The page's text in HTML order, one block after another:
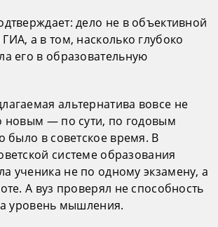
дело не в объективной
а в том, насколько глубоко
его в образовательную
альтернатива вовсе не
новым — по сути, по годовым
было в советское время. В
системе образования
ученика не по одному экзамену, а
А вуз проверял не способность
а уровень мышления.